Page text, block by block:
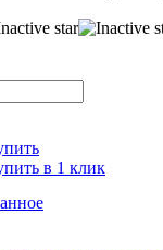
в 1 клик